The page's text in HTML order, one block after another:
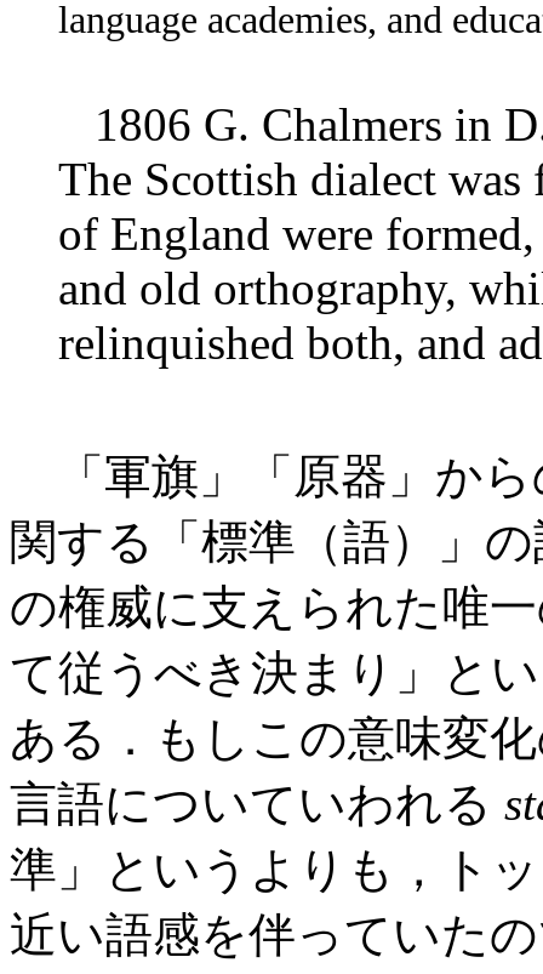
language academies, and
1806 G. Chalmers in
The Scottish dialect was
of England were
and old orthography,
relinquished both, and
「軍旗」「原器」か
関する「標準（語）」
の権威に支えられた唯
て従うべき決まり」と
ある．もしこの意味変
言語についていわれる
準」というよりも，ト
近い語感を伴っていた